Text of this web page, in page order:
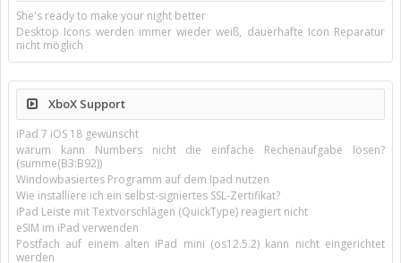
She's ready to make your night better
Desktop Icons werden immer wieder weiß, dauerhafte Icon Reparatur
nicht möglich
XboX Support
iPad 7 iOS 18 gewünscht
warum kann Numbers nicht die einfache Rechenaufgabe lösen?
(summe(B3:B92))
Windowbasiertes Programm auf dem Ipad nutzen
Wie installiere ich ein selbst-signiertes SSL-Zertifikat?
iPad Leiste mit Textvorschlägen (QuickType) reagiert nicht
eSIM im iPad verwenden
Postfach auf einem alten iPad mini (os12.5.2) kann nicht eingerichtet
werden